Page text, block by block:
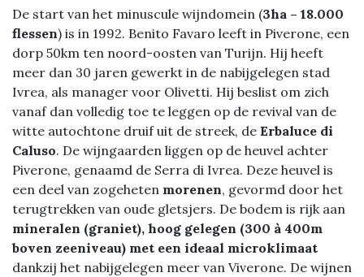
De start van het minuscule wijndomein (3ha – 18.000
flessen) is in 1992. Benito Favaro leeft in Piverone, een
dorp 50km ten noord-oosten van Turijn. Hij heeft
meer dan 30 jaren gewerkt in de nabijgelegen stad
Ivrea, als manager voor Olivetti. Hij beslist om zich
vanaf dan volledig toe te leggen op de revival van de
witte autochtone druif uit de streek, de Erbaluce di
Caluso. De wijngaarden liggen op de heuvel achter
Piverone, genaamd de Serra di Ivrea. Deze heuvel is
een deel van zogeheten morenen, gevormd door het
terugtrekken van oude gletsjers. De bodem is rijk aan
mineralen (graniet), hoog gelegen (300 à 400m
boven zeeniveau) met een ideaal microklimaat
dankzij het nabijgelegen meer van Viverone. De wijnen